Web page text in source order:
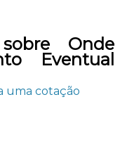
Onde
Eventual
uma cotação